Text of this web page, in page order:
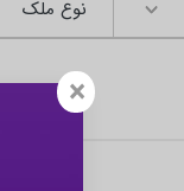
×